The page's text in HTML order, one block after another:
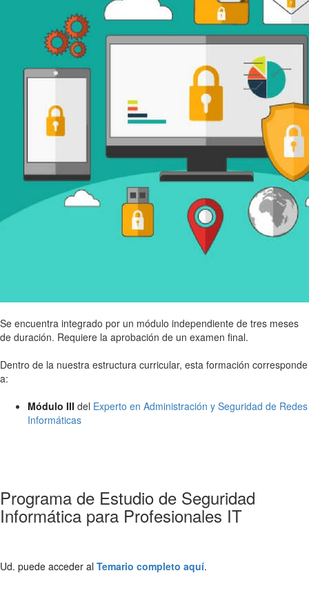
Se encuentra integrado por un módulo independiente de tres meses
de duración. Requiere la aprobación de un examen final.
Dentro de la nuestra estructura curricular, esta formación corresponde
a:
Módulo III del Experto en Administración y Seguridad de Redes
Informáticas
Programa de Estudio de Seguridad
Informática para Profesionales IT
Ud. puede acceder al Temario completo aquí.